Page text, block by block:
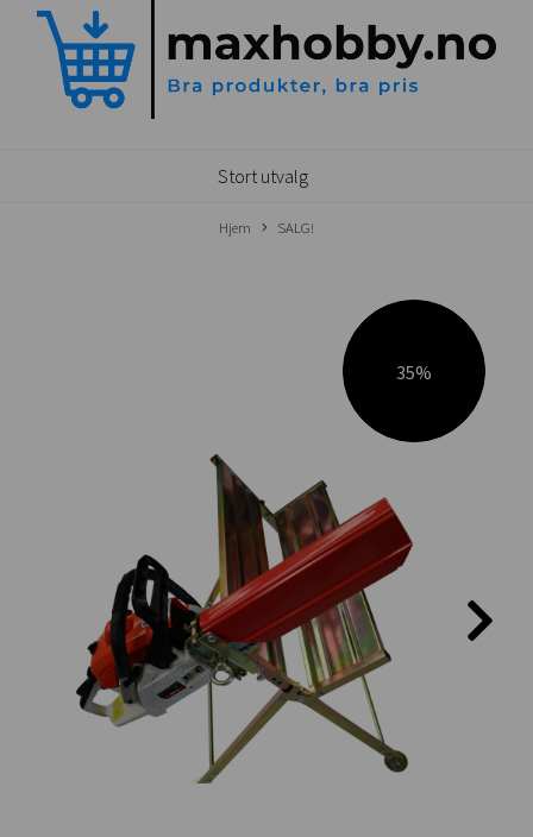
Stort utvalg
Hjem SALG!
35%